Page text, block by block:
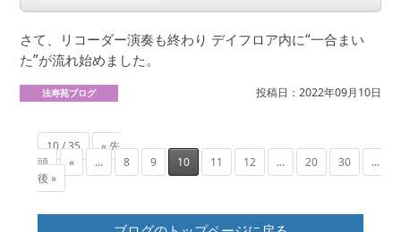
さて、リコーダー演奏も終わり デイフロア内に“一合まい
た”が流れ始めました。
法寿苑ブログ 投稿日：2022年09月10日
10 / 35
« 先
頭
« ... 8 9 10 11 12 ... 20 30 ...
後 »